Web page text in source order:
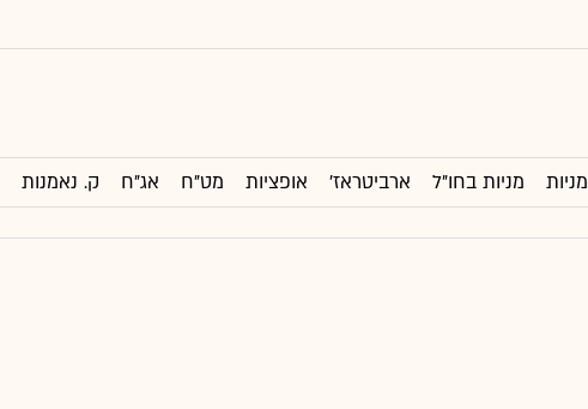
מניות מניות בחו"ל ארביטראז' אופציות מט"ח אג"ח ק. נאמנות